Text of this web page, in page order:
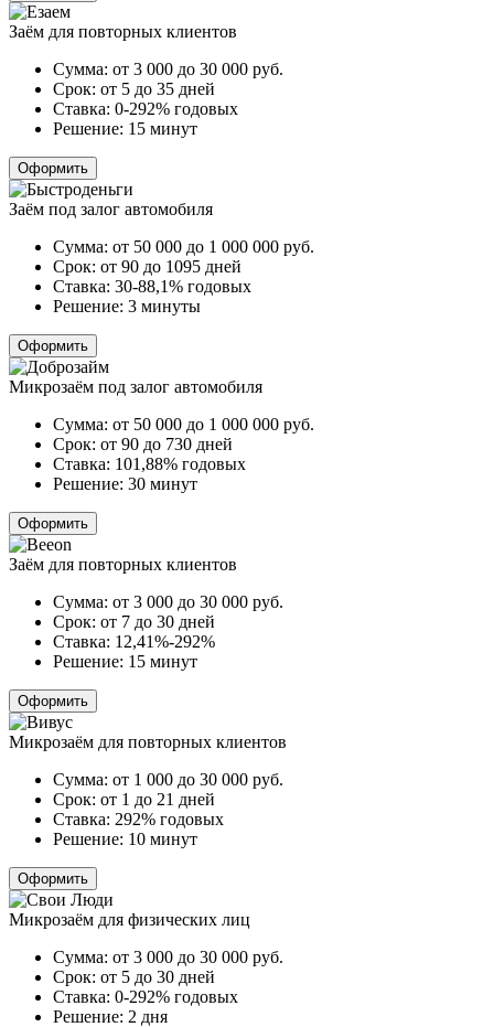
Заём для повторных клиентов
Сумма: от 3 000 до 30 000 руб.
Срок: от 5 до 35 дней
Ставка: 0-292% годовых
Решение: 15 минут
Оформить
Заём под залог автомобиля
Сумма: от 50 000 до 1 000 000 руб.
Срок: от 90 до 1095 дней
Ставка: 30-88,1% годовых
Решение: 3 минуты
Оформить
Микрозаём под залог автомобиля
Сумма: от 50 000 до 1 000 000 руб.
Срок: от 90 до 730 дней
Ставка: 101,88% годовых
Решение: 30 минут
Оформить
Заём для повторных клиентов
Сумма: от 3 000 до 30 000 руб.
Срок: от 7 до 30 дней
Ставка: 12,41%-292%
Решение: 15 минут
Оформить
Микрозаём для повторных клиентов
Сумма: от 1 000 до 30 000 руб.
Срок: от 1 до 21 дней
Ставка: 292% годовых
Решение: 10 минут
Оформить
Микрозаём для физических лиц
Сумма: от 3 000 до 30 000 руб.
Срок: от 5 до 30 дней
Ставка: 0-292% годовых
Решение: 2 дня